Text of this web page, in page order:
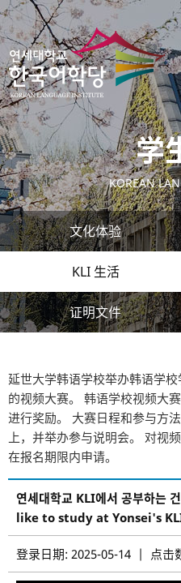
学
KOREAN
文化体验
KLI 生活
证明文件
延世大学韩语学校举办韩语学
的视频大赛。 韩语学校视频大
进行奖励。 大赛日程和参与方
上，并举办参与说明会。 对视
在报名期限内申请。
연세대학교 KLI에서 공부하
like to study at Yonsei's
登录日期: 2025-05-14 | 点击